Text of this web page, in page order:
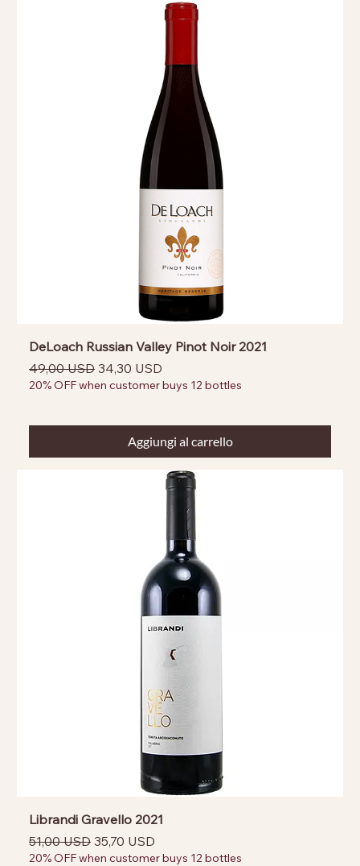
DeLoach Russian Valley Pinot Noir 2021
Prezzo regolare
49,00 USD Prezzo scontato
34,30 USD
20% OFF when customer buys 12 bottles
Aggiungi al carrello
Librandi Gravello 2021
Prezzo regolare
51,00 USD Prezzo scontato
35,70 USD
20% OFF when customer buys 12 bottles